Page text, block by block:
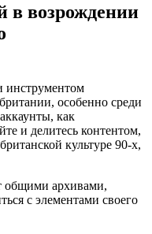
в возрождении
инструментом
особенно среди
как
и делитесь контентом,
культуре 90-х,
общими архивами,
с элементами своего